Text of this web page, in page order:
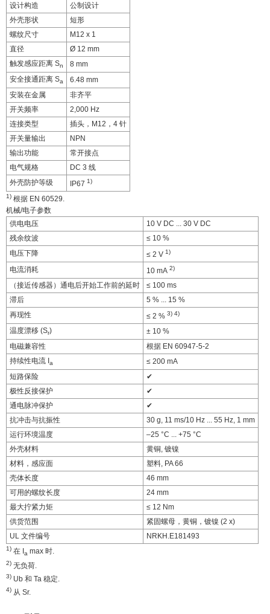
设计构造
公制设计
外壳形状
短形
螺纹尺寸
M12 x 1
直径
Ø 12 mm
触发感应距离 Sn
8 mm
安全接通距离 Sa
6.48 mm
安装在金属
非齐平
开关频率
2,000 Hz
连接类型
插头，M12，4 针
开关量输出
NPN
输出功能
常开接点
电气规格
DC 3 线
外壳防护等级
IP67 1)
1) 根据 EN 60529.
机械/电子参数
供电电压
10 V DC ... 30 V DC
残余纹波
≤ 10 %
电压下降
≤ 2 V 1)
电流消耗 10 mA 2)
（接近传感器）通电后开始工作前的延时
≤ 100 ms
滞后
5 % ... 15 %
再现性
≤ 2 % 3) 4)
温度漂移 (Sr)
± 10 %
电磁兼容性
根据 EN 60947-5-2
持续性电流 Ia
≤ 200 mA
短路保险
✔
极性反接保护
✔
通电脉冲保护
✔
抗冲击与抗振性
30 g, 11 ms/10 Hz ... 55 Hz, 1 mm
运行环境温度
–25 °C ... +75 °C
外壳材料
黄铜, 镀镍
材料，感应面
塑料, PA 66
壳体长度
46 mm
可用的螺纹长度
24 mm
最大拧紧力矩
≤ 12 Nm
供货范围
紧固螺母，黄铜，镀镍 (2 x)
UL 文件编号
NRKH.E181493
1) 在 Ia max 时.
2) 无负荷.
3) Ub 和 Ta 稳定.
4) 从 Sr.